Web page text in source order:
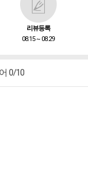
리뷰등록
08.15 ~ 08.29
0/10